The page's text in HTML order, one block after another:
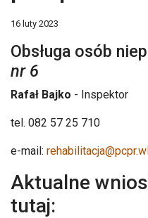
16 luty 2023
Obsługa osób
nr 6
Rafał Bajko - Inspektor
tel. 082 57 25 710
e-mail:
Aktualne
tutaj: